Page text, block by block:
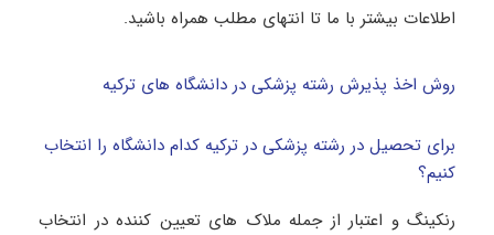
اطلاعات بیشتر با ما تا انتهای مطلب همراه باشید.
روش اخذ پذیرش رشته پزشکی در دانشگاه های ترکیه
برای تحصیل در رشته پزشکی در ترکیه کدام دانشگاه را انتخاب
کنیم؟
رنکینگ و اعتبار از جمله ملاک های تعیین‌ کننده در انتخاب